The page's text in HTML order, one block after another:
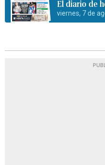
El diario de
viernes, 7 de